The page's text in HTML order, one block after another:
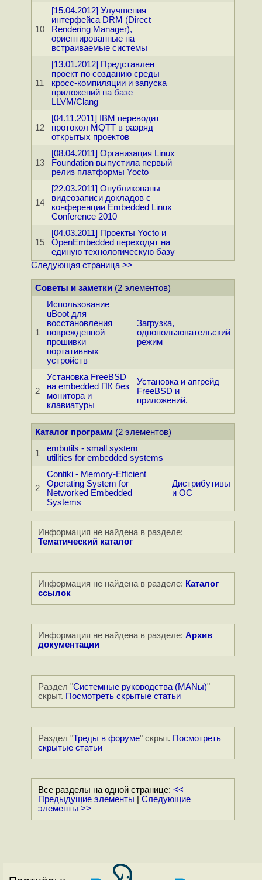
10
[15.04.2012] Улучшения
интерфейса DRM (Direct
Rendering Manager),
ориентированные на
встраиваемые системы
11
[13.01.2012] Представлен
проект по созданию среды
кросс-компиляции и запуска
приложений на базе
LLVM/Clang
12
[04.11.2011] IBM переводит
протокол MQTT в разряд
открытых проектов
13
[08.04.2011] Организация Linux
Foundation выпустила первый
релиз платформы Yocto
14
[22.03.2011] Опубликованы
видеозаписи докладов с
конференции Embedded Linux
Conference 2010
15
[04.03.2011] Проекты Yocto и
OpenEmbedded переходят на
единую технологическую базу
Следующая страница >>
Советы и заметки(2 элементов)
1
Использование
uBoot для
восстановления
поврежденной
прошивки
портативных
устройств
Загрузка,
однопользовательский
режим
2
Установка FreeBSD
на embedded ПК без
монитора и
клавиатуры
Установка и апгрейд
FreeBSD и
приложений.
Каталог программ (2 элементов)
1
embutils - small system
utilities for embedded systems
2
Contiki - Memory-Efficient
Operating System for
Networked Embedded
Systems
Дистрибутивы
и ОС
Информация не найдена в разделе:
Тематический каталог
Информация не найдена в разделе: Каталог
ссылок
Информация не найдена в разделе: Архив
документации
Раздел "Системные руководства (MANы)"
скрыт. Посмотретьскрытые статьи
Раздел "Треды в форуме" скрыт. Посмотреть
скрытые статьи
Все разделы на одной странице: <<
Предыдущие элементы
Следующие
элементы >>